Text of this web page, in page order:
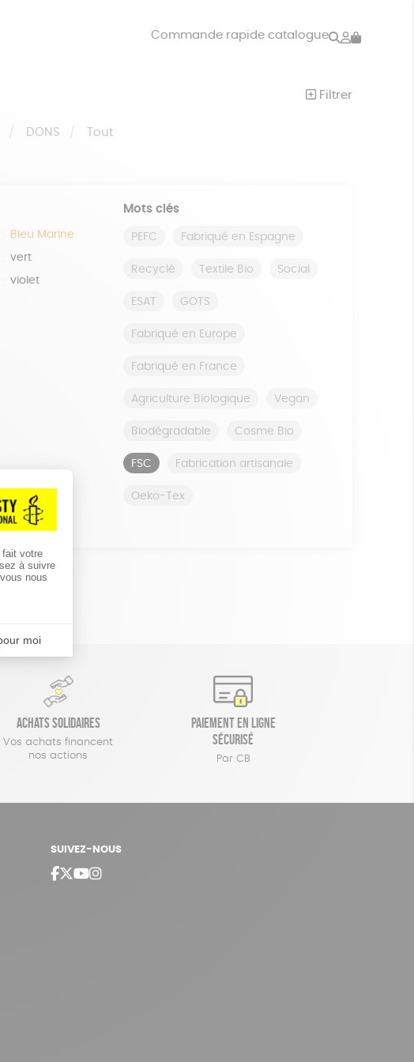
Commande rapide catalogue Rechercher
Mon
Filtrer
DONS Tout
Bleu Marine
vert
violet
Mots clés
PEFC Fabriqué en Espagne
Recyclé Textile Bio Social
ESAT GOTS
Fabriqué en Europe
Fabriqué en France
Agriculture Biologique Vegan
Biodégradable Cosme Bio
FSC Fabrication artisanale
Oeko-Tex
Achats solidaires
Vos achats financent
nos actions
Paiement en ligne
sécurisé
Par CB
SUIVEZ-NOUS